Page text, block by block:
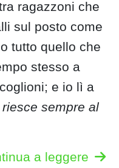
ragazzoni che
sul posto come
tutto quello che
stesso a
e io lì a
sempre al
a leggere